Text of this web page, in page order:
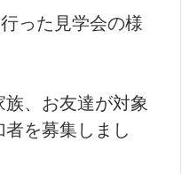
った見学会の様
、お友達が対象
を募集しまし